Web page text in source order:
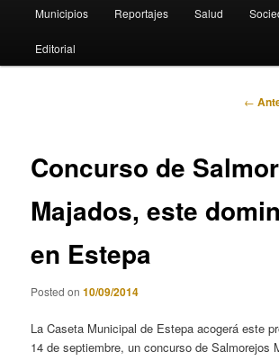
Municipios Reportajes Salud
Editorial
←
Concurso de
Majados, este
en Estepa
Posted on10/09/2014
La Caseta Municipal de Estepa acogerá este
14 de septiembre, un concurso de Salmorejos